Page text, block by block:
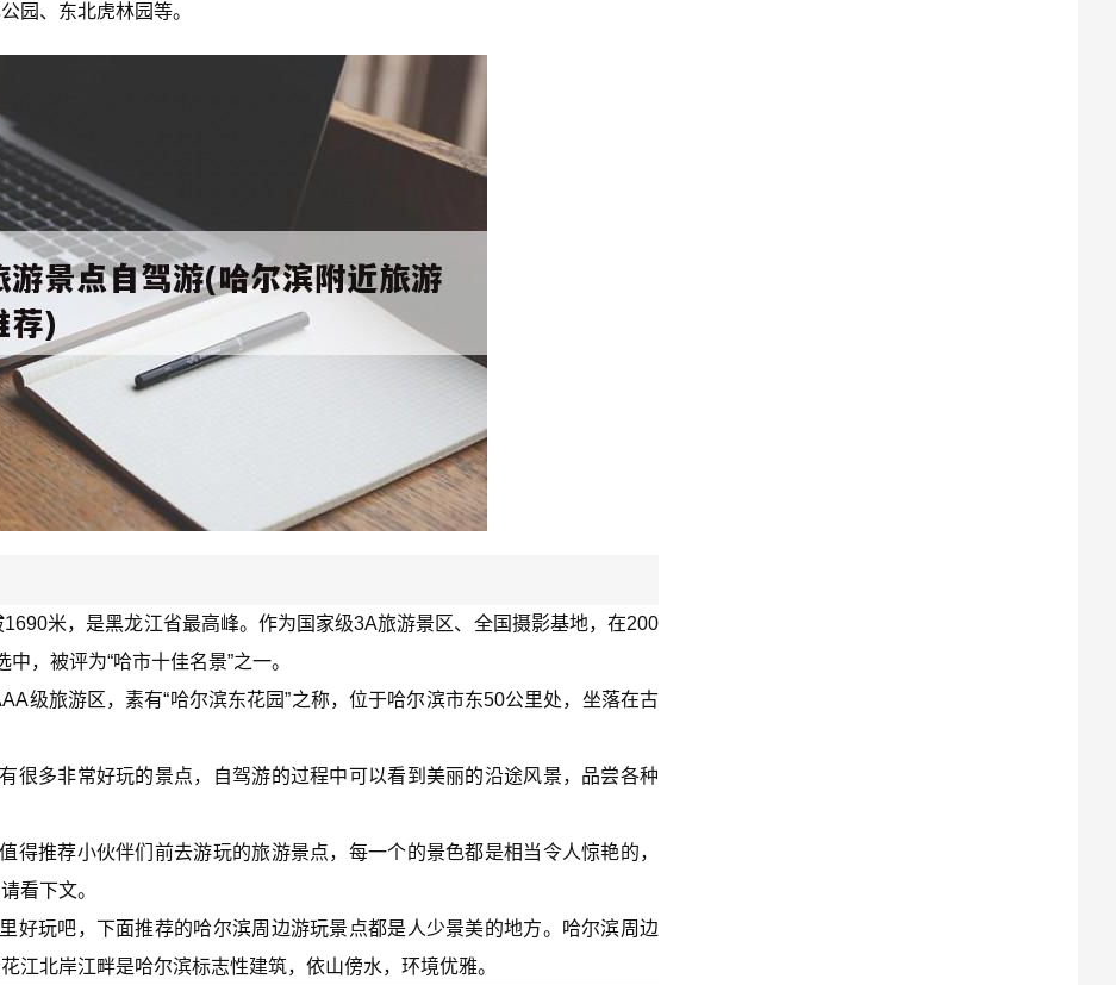
园、东北虎林园等。
米，是黑龙江省最高峰。作为国家级3A旅游景区、全国摄影基地，在200
，被评为“哈市十佳名景”之一。
级旅游区，素有“哈尔滨东花园”之称，位于哈尔滨市东50公里处，坐落在古
很多非常好玩的景点，自驾游的过程中可以看到美丽的沿途风景，品尝各种
得推荐小伙伴们前去游玩的旅游景点，每一个的景色都是相当令人惊艳的，
看下文。
好玩吧，下面推荐的哈尔滨周边游玩景点都是人少景美的地方。哈尔滨周边
江北岸江畔是哈尔滨标志性建筑，依山傍水，环境优雅。